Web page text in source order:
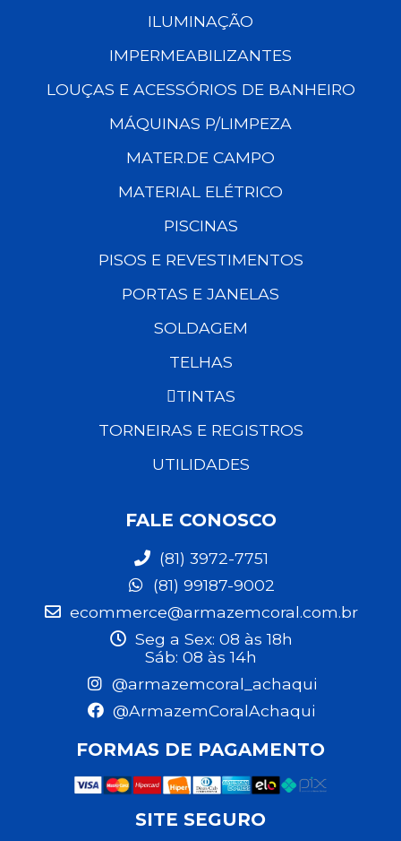
ILUMINAÇÃO
IMPERMEABILIZANTES
LOUÇAS E ACESSÓRIOS DE BANHEIRO
MÁQUINAS P/LIMPEZA
MATER.DE CAMPO
MATERIAL ELÉTRICO
PISCINAS
PISOS E REVESTIMENTOS
PORTAS E JANELAS
SOLDAGEM
TELHAS
TINTAS
TORNEIRAS E REGISTROS
UTILIDADES
FALE CONOSCO
(81) 3972-7751
(81) 99187-9002
ecommerce@armazemcoral.com.br
Seg a Sex: 08 às 18h
Sáb: 08 às 14h
@armazemcoral_achaqui
@ArmazemCoralAchaqui
FORMAS DE PAGAMENTO
SITE SEGURO